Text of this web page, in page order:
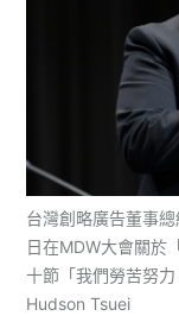
台灣創略廣告董事
日在MDW大會關於
十節「我們勞苦努
Hudson Tsuei